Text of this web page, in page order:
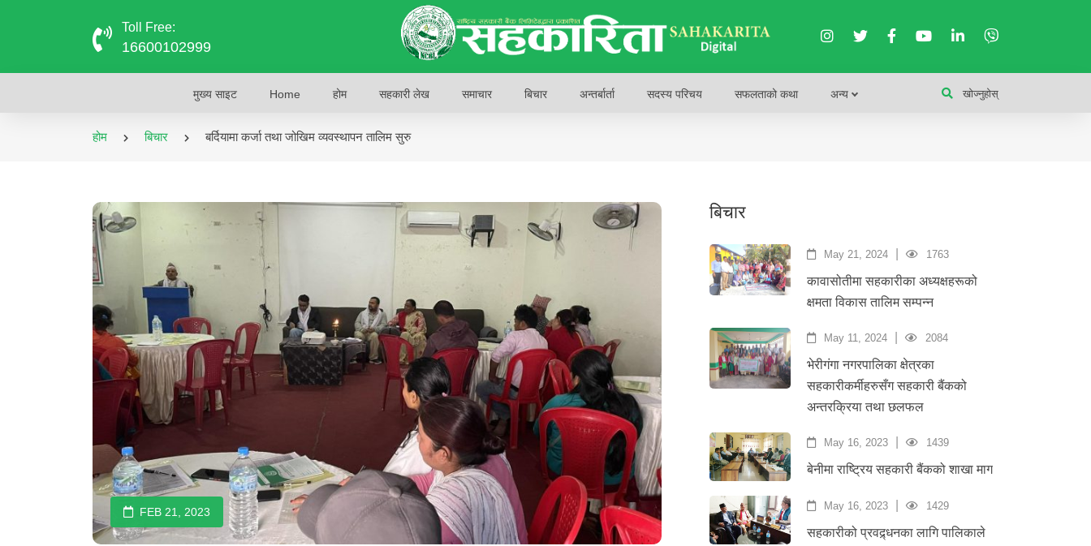
Toll Free:
16600102999
खोज्नुहोस्
मुख्य साइट Home होम सहकारी लेख समाचार बिचार अन्तर्बार्ता सदस्य परिचय सफलताको कथा अन्य
होम बिचार बर्दियामा कर्जा तथा जोखिम व्यवस्थापन तालिम सुरु
FEB 21, 2023
बिचार
May 21, 2024 1763
कावासोतीमा सहकारीका अध्यक्षहरूको
क्षमता विकास तालिम सम्पन्न
May 11, 2024 2084
भेरीगंगा नगरपालिका क्षेत्रका
सहकारीकर्मीहरुसँग सहकारी बैंकको
अन्तरक्रिया तथा छलफल
May 16, 2023 1439
बेनीमा राष्ट्रिय सहकारी बैंकको शाखा माग
May 16, 2023 1429
सहकारीको प्रवद्र्धनका लागि पालिकाले